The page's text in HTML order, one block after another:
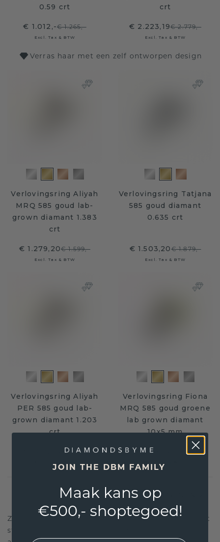
0.59 crt
€ 1.012,-€ 1.265,-
Excl. Tax & BTW
crt
€ 2.223,19€ 2.779,-
Excl. Tax & BTW
Verras haar met een zelf ontworpen design
Verlovingsring Aliyah
MRQ 585 goud lab-
grown diamant 1.383
crt
€ 1.279,20€ 1.599,-
Excl. Tax & BTW
Verlovingsring Tatjana
585 goud diamant
0.635 crt
€ 1.503,20€ 1.879,-
Excl. Tax & BTW
Verlovingsring Aliyah
PER 585 goud lab-
grown diamant 1.203
crt
€ 1.365,-
Verlovingsring Fiona
MRQ 585 goud groene
lab grown diamant
10x5 mm
€ 1.444,- € 1.805,-
2 3 4
Ze straalt van geluk en kan maar niet stoppen met
staren naar die glinsterende, witgouden,
JOIN THE DBM FAMILY
Maak kans op
€500,- shoptegoed!